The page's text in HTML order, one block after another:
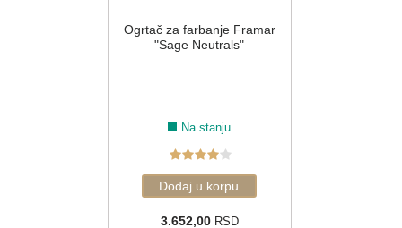
Ogrtač za farbanje Framar
"Sage Neutrals"
Na stanju
3.652,00RSD